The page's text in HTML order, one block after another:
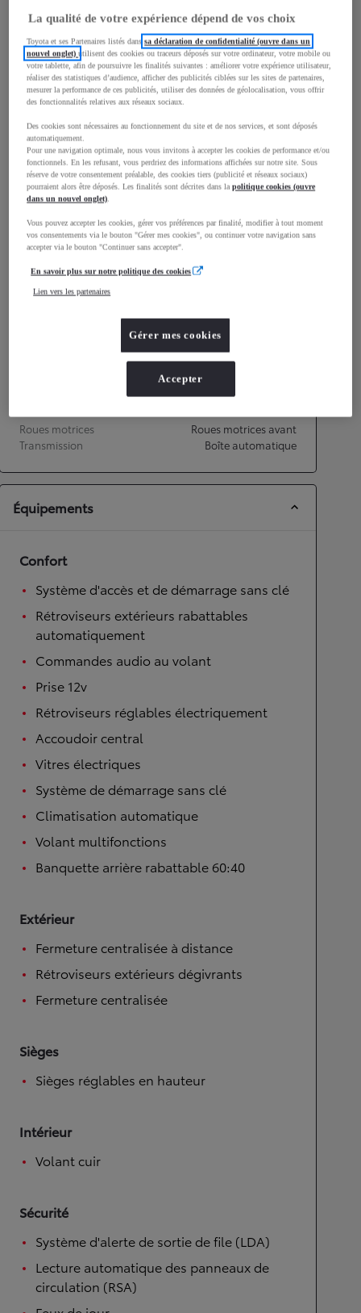
Longueur
4 197mm
Largeur
Consommation mixte 4,5L/100 km
Accélération 0-100km/h
11,2
Roues motrices
Roues motrices avant
Transmission
Boîte automatique
Équipements
Confort
Système d'accès et de démarrage sans clé
Rétroviseurs extérieurs rabattables
automatiquement
Commandes audio au volant
Prise 12v
Rétroviseurs réglables électriquement
Accoudoir central
Vitres électriques
Système de démarrage sans clé
Climatisation automatique
Volant multifonctions
Banquette arrière rabattable 60:40
Extérieur
Fermeture centralisée à distance
Rétroviseurs extérieurs dégivrants
Fermeture centralisée
Sièges
Sièges réglables en hauteur
Intérieur
Volant cuir
Sécurité
Système d'alerte de sortie de file (LDA)
Lecture automatique des panneaux de
circulation (RSA)
La qualité de votre expérience dépend de vos choix
Toyota et ses Partenaires listés danssa déclaration de confidentialité (ouvre dans un
nouvel onglet)utilisent des cookies ou traceurs déposés sur votre ordinateur, votre mobile ou
votre tablette, afin de poursuivre les finalités suivantes : améliorer votre expérience utilisateur,
réaliser des statistiques d’audience, afficher des publicités ciblées sur les sites de partenaires,
mesurer la performance de ces publicités, utiliser des données de géolocalisation, vous offrir
des fonctionnalités relatives aux réseaux sociaux.
Des cookies sont nécessaires au fonctionnement du site et de nos services, et sont déposés
automatiquement.
Pour une navigation optimale, nous vous invitons à accepter les cookies de performance et/ou
fonctionnels. En les refusant, vous perdriez des informations affichées sur notre site. Sous
réserve de votre consentement préalable, des cookies tiers (publicité et réseaux sociaux)
pourraient alors être déposés. Les finalités sont décrites dans lapolitique cookies (ouvre
dans un nouvel onglet).
Vous pouvez accepter les cookies, gérer vos préférences par finalité, modifier à tout moment
vos consentements via le bouton "Gérer mes cookies", ou continuer votre navigation sans
accepter via le bouton "Continuer sans accepter".
En savoir plus sur notre politique des cookies
Lien vers les partenaires
Gérer mes cookies
Accepter